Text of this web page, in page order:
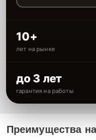
10+
лет на рынке
до 3 лет
гарантия на работы
Преимущества